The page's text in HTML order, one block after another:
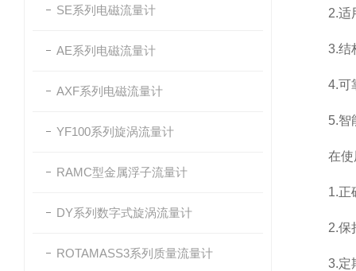
SE系列电磁流量计
AE系列电磁流量计
AXF系列电磁流量计
YF100系列旋涡流量计
RAMC型金属浮子流量计
DY系列数字式旋涡流量计
ROTAMASS3系列质量流量计
2.适用
3.结构
4.可靠
5.智能
在使用
1.正确
2.保持
3.定期